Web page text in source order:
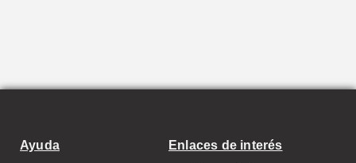
Ayuda Enlaces de interés